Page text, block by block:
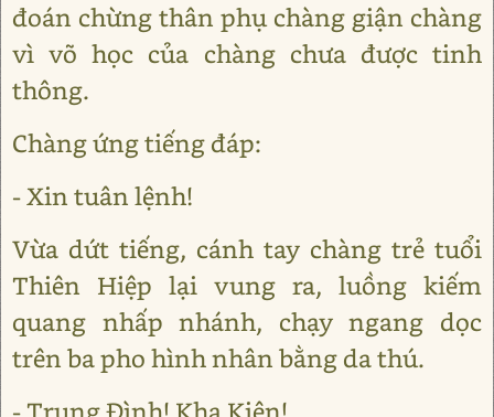
đoán chừng thân phụ chàng giận chàng
vì võ học của chàng chưa được tinh
thông.
Chàng ứng tiếng đáp:
- Xin tuân lệnh!
Vừa dứt tiếng, cánh tay chàng trẻ tuổi
Thiên Hiệp lại vung ra, luồng kiếm
quang nhấp nhánh, chạy ngang dọc
trên ba pho hình nhân bằng da thú.